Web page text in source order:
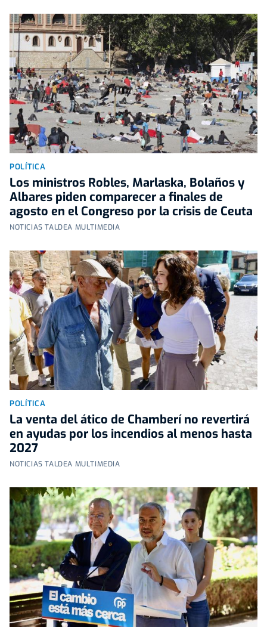
POLÍTICA
Los ministros Robles, Marlaska, Bolaños y
Albares piden comparecer a finales de
agosto en el Congreso por la crisis de Ceuta
NOTICIAS TALDEA MULTIMEDIA
POLÍTICA
La venta del ático de Chamberí no revertirá
en ayudas por los incendios al menos hasta
2027
NOTICIAS TALDEA MULTIMEDIA